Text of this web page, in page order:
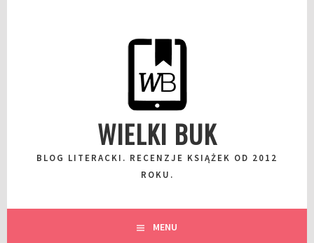
WIELKI BUK
BLOG LITERACKI. RECENZJE KSIĄŻEK OD 2012
ROKU.
MENU